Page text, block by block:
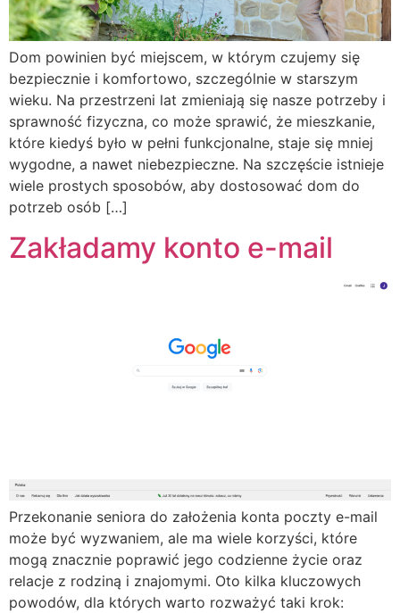
Dom powinien być miejscem, w którym czujemy się
bezpiecznie i komfortowo, szczególnie w starszym
wieku. Na przestrzeni lat zmieniają się nasze potrzeby i
sprawność fizyczna, co może sprawić, że mieszkanie,
które kiedyś było w pełni funkcjonalne, staje się mniej
wygodne, a nawet niebezpieczne. Na szczęście istnieje
wiele prostych sposobów, aby dostosować dom do
potrzeb osób […]
Zakładamy konto e-mail
Przekonanie seniora do założenia konta poczty e-mail
może być wyzwaniem, ale ma wiele korzyści, które
mogą znacznie poprawić jego codzienne życie oraz
relacje z rodziną i znajomymi. Oto kilka kluczowych
powodów, dla których warto rozważyć taki krok: